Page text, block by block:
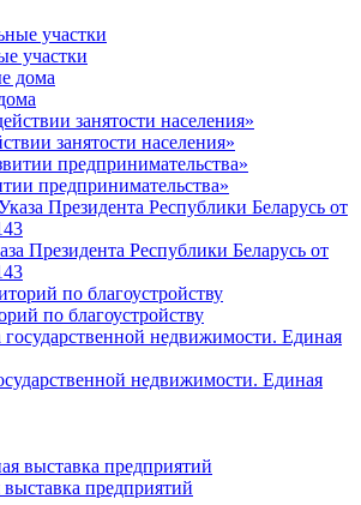
участки
занятости населения»
предпринимательства»
Президента Республики Беларусь от
по благоустройству
недвижимости. Единая
предприятий